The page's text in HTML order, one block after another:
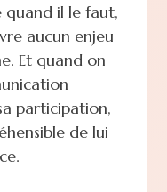
il le faut,
aucun enjeu
Et quand on
participation,
de lui